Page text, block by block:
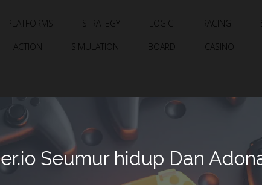
PLATFORMS STRATEGY LOGIC RACING
ACTION SIMULATION BOARD CASINO
Seumur hidup Dan